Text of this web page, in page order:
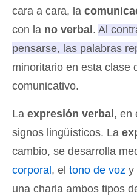
cara a cara, la
con la no verbal . Al
pensarse, las palabras
minoritario en esta clase
comunicativo.
La expresión verbal , en
signos lingüísticos. La
cambio, se desarrolla
corporal , el tono de voz y
una charla ambos tipos